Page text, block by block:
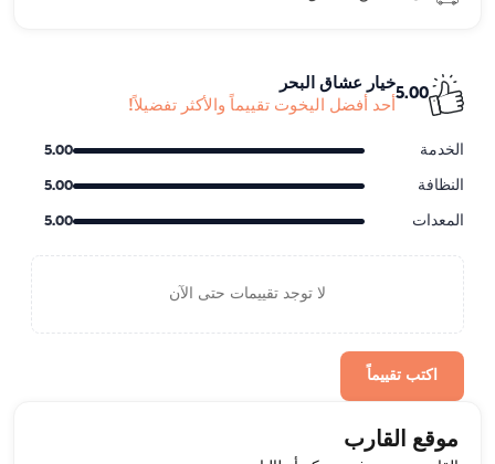
5.00
خيار عشاق البحر
أحد أفضل اليخوت تقييماً والأكثر تفضيلاً!
الخدمة 5.00
النظافة 5.00
المعدات 5.00
لا توجد تقييمات حتى الآن
اكتب تقييماً
موقع القارب